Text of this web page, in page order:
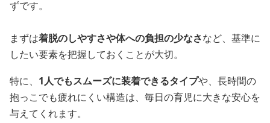
ずです。
まずは着脱のしやすさや体への負担の少なさなど、基準に
したい要素を把握しておくことが大切。
特に、 1人でもスムーズに装着できるタイプや、長時間の
抱っこでも疲れにくい構造は、毎日の育児に大きな安心を
与えてくれます。